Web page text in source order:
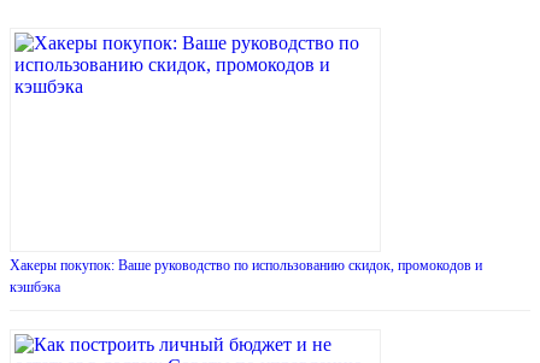
Хакеры покупок: Ваше руководство по использованию скидок, промокодов и
кэшбэка